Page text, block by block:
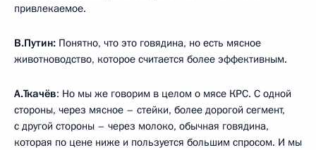
привлекаемое.
В.Путин: Понятно, что это говядина, но есть мясное
животноводство, которое считается более эффективным.
А.Ткачёв: Но мы же говорим в целом о мясе КРС. С одной
стороны, через мясное – стейки, более дорогой сегмент,
с другой стороны – через молоко, обычная говядина,
которая по цене ниже и пользуется большим спросом. И мы